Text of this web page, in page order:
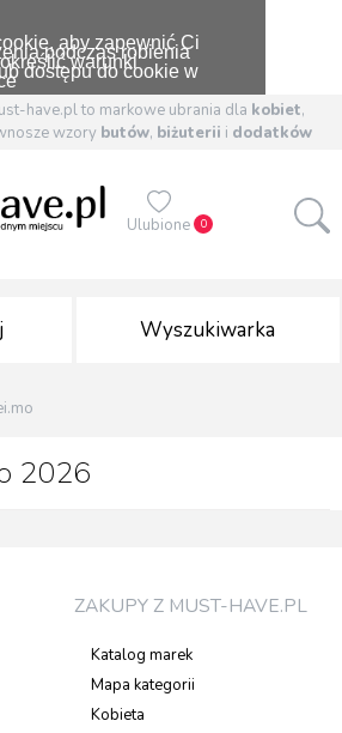
aby zapewnić Ci
podczas robienia
warunki
dostępu do cookie w
have.pl to markowe ubrania dla kobiet,
wzory butów, biżuterii i dodatków
Ulubione 0
Wyszukiwarka
2026
ZAKUPY Z MUST-HAVE.PL
Katalog marek
Mapa kategorii
Kobieta